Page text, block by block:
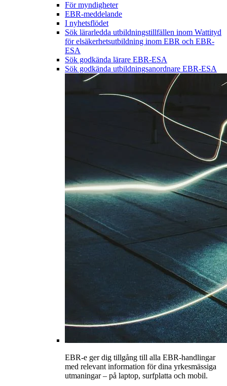
För myndigheter
EBR-meddelande
I nyhetsflödet
Sök lärarledda utbildningstillfällen inom Wattityd
för elsäkerhetsutbildning inom EBR och EBR-
ESA
Sök godkända lärare EBR-ESA
Sök godkända utbildningsanordnare EBR-ESA
EBR-e ger dig tillgång till alla EBR-handlingar
med relevant information för dina yrkesmässiga
utmaningar – på laptop, surfplatta och mobil.